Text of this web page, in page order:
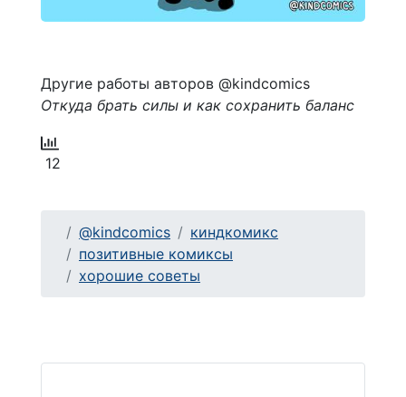
Другие работы авторов @kindcomics
Откуда брать силы и как сохранить баланс
12
@kindcomics
киндкомикс
позитивные комиксы
хорошие советы